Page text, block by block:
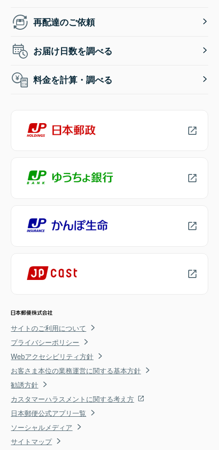
再配達のご依頼
お届け日数を調べる
料金を計算・調べる
サイトのご利用について
プライバシーポリシー
Webアクセシビリティ方針
お客さま本位の業務運営に関する基本方針
勧誘方針
カスタマーハラスメントに関する考え方
日本郵便公式アプリ一覧
ソーシャルメディア
サイトマップ